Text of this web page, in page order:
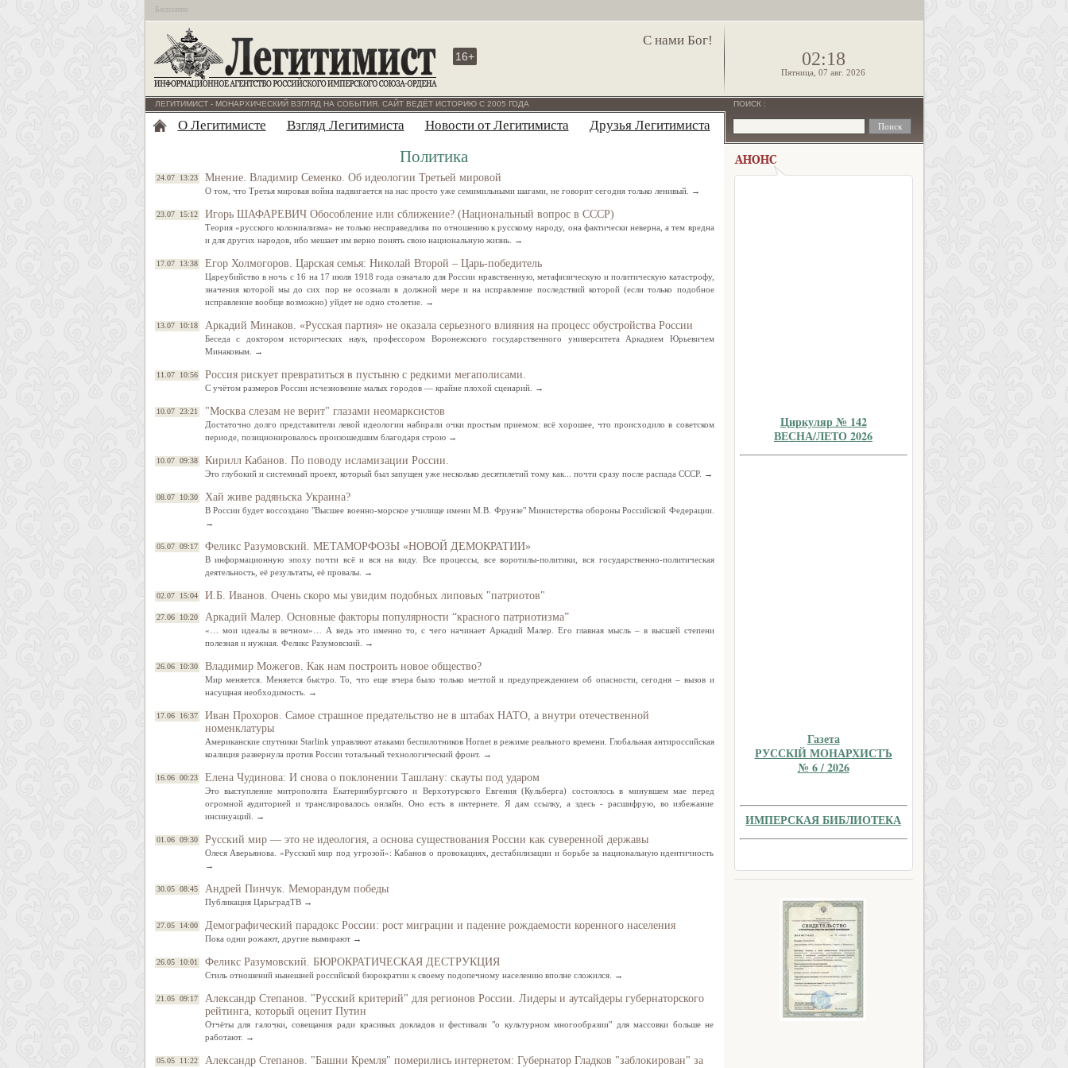
Бесплатно
С нами Бог!
16+ 02:18
Пятница, 07 авг. 2026
ЛЕГИТИМИСТ - МОНАРХИЧЕСКИЙ ВЗГЛЯД НА СОБЫТИЯ. САЙТ ВЕДЁТ ИСТОРИЮ С 2005 ГОДА
О Легитимисте Взгляд Легитимиста Новости от Легитимиста Друзья Легитимиста
Политика
24.07 13:23 Мнение. Владимир Семенко. Об идеологии Третьей мировой
О том, что Третья мировая война надвигается на нас просто уже семимильными шагами, не говорит сегодня только ленивый. →
23.07 15:12 Игорь ШАФАРЕВИЧ Обособление или сближение? (Национальный вопрос в СССР)
Теория «русского колониализма» не только несправедлива по отношению к русскому народу, она фактически неверна, а тем вредна
и для других народов, ибо мешает им верно понять свою национальную жизнь. →
17.07 13:38 Егор Холмогоров. Царская семья: Николай Второй – Царь-победитель
Цареубийство в ночь с 16 на 17 июля 1918 года означало для России нравственную, метафизическую и политическую катастрофу,
значения которой мы до сих пор не осознали в должной мере и на исправление последствий которой (если только подобное
исправление вообще возможно) уйдет не одно столетие. →
13.07 10:18 Аркадий Минаков. «Русская партия» не оказала серьезного влияния на процесс обустройства России
Беседа с доктором исторических наук, профессором Воронежского государственного университета Аркадием Юрьевичем
Минаковым. →
11.07 10:56 Россия рискует превратиться в пустыню с редкими мегаполисами.
С учётом размеров России исчезновение малых городов — крайне плохой сценарий. →
10.07 23:21 "Москва слезам не верит" глазами неомарксистов
Достаточно долго представители левой идеологии набирали очки простым приемом: всё хорошее, что происходило в советском
периоде, позиционировалось произошедшим благодаря строю →
10.07 09:38 Кирилл Кабанов. По поводу исламизации России.
Это глубокий и системный проект, который был запущен уже несколько десятилетий тому как... почти сразу после распада СССР. →
08.07 10:30 Хай живе радяньска Украина?
В России будет воссоздано "Высшее военно-морское училище имени М.В. Фрунзе" Министерства обороны Российской Федерации.
→
05.07 09:17 Феликс Разумовский. МЕТАМОРФОЗЫ «НОВОЙ ДЕМОКРАТИИ»
В информационную эпоху почти всё и вся на виду. Все процессы, все воротилы-политики, вся государственно-политическая
деятельность, её результаты, её провалы. →
02.07 15:04 И.Б. Иванов. Очень скоро мы увидим подобных липовых "патриотов"
27.06 10:20 Аркадий Малер. Основные факторы популярности “красного патриотизма”
«… мои идеалы в вечном»… А ведь это именно то, с чего начинает Аркадий Малер. Его главная мысль – в высшей степени
полезная и нужная. Феликс Разумовский. →
26.06 10:30 Владимир Можегов. Как нам построить новое общество?
Мир меняется. Меняется быстро. То, что еще вчера было только мечтой и предупреждением об опасности, сегодня – вызов и
насущная необходимость. →
17.06 16:37
Иван Прохоров. Самое страшное предательство не в штабах НАТО, а внутри отечественной
номенклатуры
Американские спутники Starlink управляют атаками беспилотников Hornet в режиме реального времени. Глобальная антироссийская
коалиция развернула против России тотальный технологический фронт. →
16.06 00:23 Елена Чудинова: И снова о поклонении Ташлану: скауты под ударом
Это выступление митрополита Екатеринбургского и Верхотурского Евгения (Кульберга) состоялось в минувшем мае перед
огромной аудиторией и транслировалось онлайн. Оно есть в интернете. Я дам ссылку, а здесь - расшифрую, во избежание
инсинуаций. →
01.06 09:30 Русский мир — это не идеология, а основа существования России как суверенной державы
Олеся Аверьянова. «Русский мир под угрозой»: Кабанов о провокациях, дестабилизации и борьбе за национальную идентичность
→
30.05 08:45 Андрей Пинчук. Меморандум победы
Публикация ЦарьградТВ →
27.05 14:00 Демографический парадокс России: рост миграции и падение рождаемости коренного населения
Пока одни рожают, другие вымирают →
26.05 10:01 Феликс Разумовский. БЮРОКРАТИЧЕСКАЯ ДЕСТРУКЦИЯ
Стиль отношений нынешней российской бюрократии к своему подопечному населению вполне сложился. →
21.05 09:17
Александр Степанов. "Русский критерий" для регионов России. Лидеры и аутсайдеры губернаторского
рейтинга, который оценит Путин
Отчёты для галочки, совещания ради красивых докладов и фестивали "о культурном многообразии" для массовки больше не
работают. →
05.05 11:22
Александр Степанов. "Башни Кремля" померились интернетом: Губернатор Гладков "заблокирован" за
ПОИСК :
Циркуляр № 142
ВЕСНА/ЛЕТО 2026
Газета
РУССКIЙ МОНАРХИСТЪ
№ 6 / 2026
ИМПЕРСКАЯ БИБЛИОТЕКА